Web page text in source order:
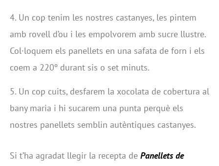
4. Un cop tenim les nostres castanyes, les pintem
amb rovell d’ou i les empolvorem amb sucre llustre.
Col·loquem els panellets en una safata de forn i els
coem a 220º durant sis o set minuts.
5. Un cop cuits, desfarem la xocolata de cobertura al
bany maria i hi sucarem una punta perquè els
nostres panellets semblin autèntiques castanyes.
Si t’ha agradat llegir la recepta de Panellets de